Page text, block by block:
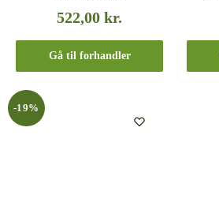
522,00kr.
Gå til forhandler
-19%